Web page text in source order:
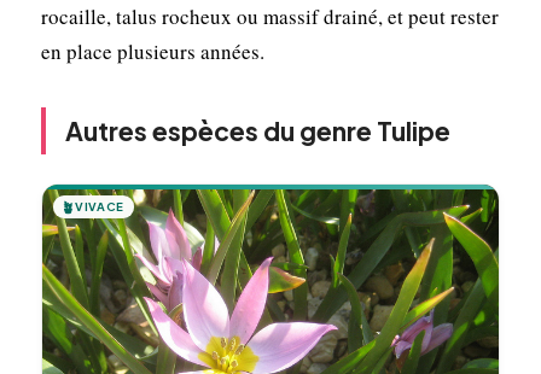
rocaille, talus rocheux ou massif drainé, et peut rester
en place plusieurs années.
Autres espèces du genre Tulipe
🪴VIVACE